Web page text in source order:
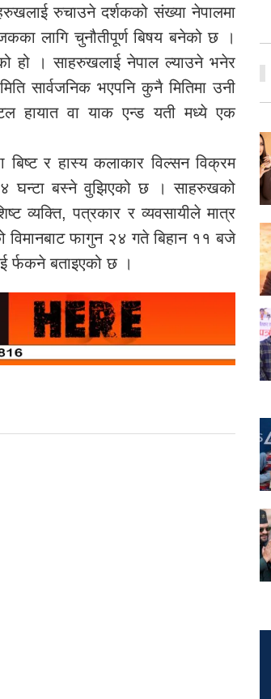
रुचाउने दर्शकको संख्या नेपालमा
लागि चुनौतीपूर्ण बिषय बनेको छ ।
हो । साहरुखलाई नेपाल ल्याउने भनेर
सार्वजनिक भएपनि कुनै मितिमा उनी
हायात वा याक एन्ड यती मध्ये एक
बिष्ट र हास्य कलाकार विल्सन विक्रम
घन्टा बस्ने वुझिएको छ । साहरुखको
व्यक्ति, पत्रकार र व्यवसायीले मात्र
विमानबाट फागुन २४ गते बिहान ११ बजे
र्फकने बताइएको छ ।